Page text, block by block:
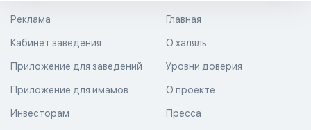
Главная
О халяль
Уровни доверия
Реклама
Кабинет заведения
Приложение для заведений
Приложение для имамов О проекте
Пресса
Инвесторам